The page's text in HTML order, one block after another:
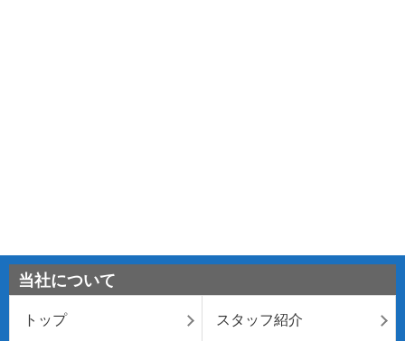
当社について
トップ スタッフ紹介